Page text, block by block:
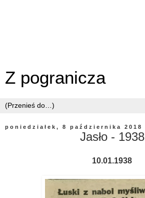
Z pogranicza
poniedziałek, 8 października 2018
Jasło - 1938
10.01.1938